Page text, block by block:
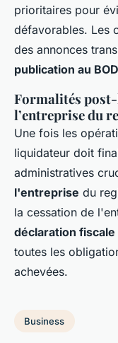
prioritaires pour
défavorables. Les
des annonces
publication au
Formalités
l’entreprise du
Une fois les
liquidateur doit
administratives
l'entreprise du
la cessation de
déclaration fiscale
toutes les
achevées.
Business